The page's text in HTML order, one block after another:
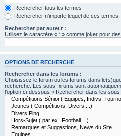
Rechercher tous les termes
Rechercher n’importe lequel de ces termes
Rechercher par auteur :
Utilisez le caractère « * » comme joker pour
OPTIONS DE RECHERCHE
Rechercher dans les forums :
Choisissez le forum ou les forums dans
recherche. Les sous-forums sont
l’option ci-dessous « Rechercher dans les